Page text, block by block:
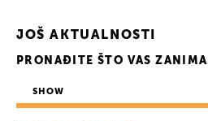
JOŠ AKTUALNOSTI
PRONAĐITE ŠTO VAS ZANIMA
SHOW